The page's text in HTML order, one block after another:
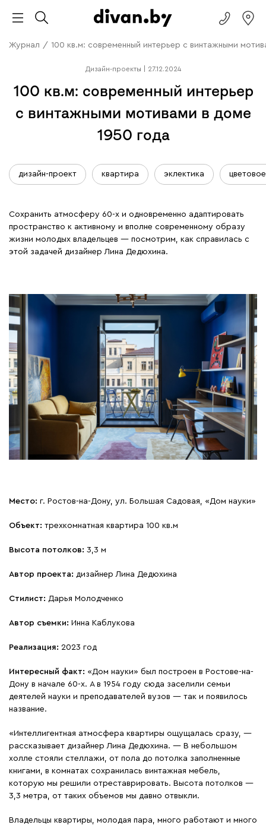
Журнал / 100 кв.м: современный интерьер с винтажными
Дизайн-проекты 27.12.2024
100 кв.м: современный интерьер
с винтажными мотивами в доме
1950 года
дизайн-проект квартира эклектика
Сохранить атмосферу 60-х и одновременно адаптировать
пространство к активному и вполне современному образу
жизни молодых владельцев — посмотрим, как справилась с
этой задачей дизайнер Лина Дедюхина.
Место: г. Ростов-на-Дону, ул. Большая Садовая, «Дом науки»
Объект: трехкомнатная квартира 100 кв.м
Высота потолков: 3,3 м
Автор проекта: дизайнер Лина Дедюхина
Стилист: Дарья Молодченко
Автор съемки: Инна Каблукова
Реализация: 2023 год
Интересный факт: «Дом науки» был построен в Ростове-на-
Дону в начале 60-х. А в 1954 году сюда заселили семьи
деятелей науки и преподавателей вузов — так и появилось
название.
«Интеллигентная атмосфера квартиры ощущалась сразу, —
рассказывает дизайнер Лина Дедюхина. — В небольшом
холле стояли стеллажи, от пола до потолка заполненные
книгами, в комнатах сохранилась винтажная мебель,
которую мы решили отреставрировать. Высота потолков —
3,3 метра, от таких объемов мы давно отвыкли.
Владельцы квартиры, молодая пара, много работают и много